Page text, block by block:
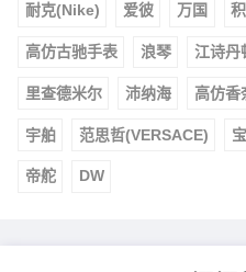
耐克(Nike) 爱彼 万国
高仿古驰手表 浪琴 江诗丹
里查德米尔 沛纳海 高仿香
宇舶 范思哲(VERSACE)
帝舵 DW